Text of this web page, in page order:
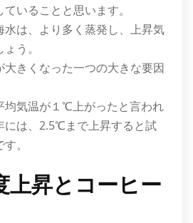
いることと思います。
水は、より多く蒸発し、上昇気
う。
大きくなった一つの大きな要因
均気温が１℃上がったと言われ
には、2.5℃まで上昇すると試
。
上昇とコーヒー